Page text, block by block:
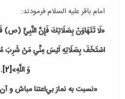
امام باقر علیه السلام فرمودند:
«لَا تَتَهَاوَنْ‏ بِصَلَاتِكَ فَإِنَّ النَّبِيَّ
اسْتَخَفَ‏ بِصَلَاتِهِ لَيْسَ مِنِّي مَنْ شَرِبَ
وَ اللَّهِ»
[2]
.
«نسبت به نماز بي‌اعتنا مباش و